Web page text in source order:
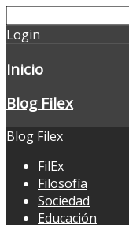
Login
Inicio
Blog Filex
Blog Filex
FilEx
Filosofía
Sociedad
Educación